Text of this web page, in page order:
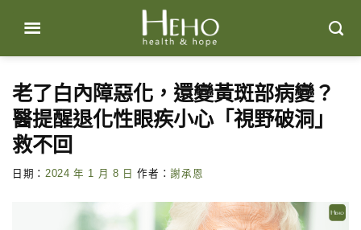
content
老了白內障惡化，還變黃斑部病變？
醫提醒退化性眼疾小心「視野破洞」
救不回
日期： 2024 年 1 月 8 日 作者：謝承恩